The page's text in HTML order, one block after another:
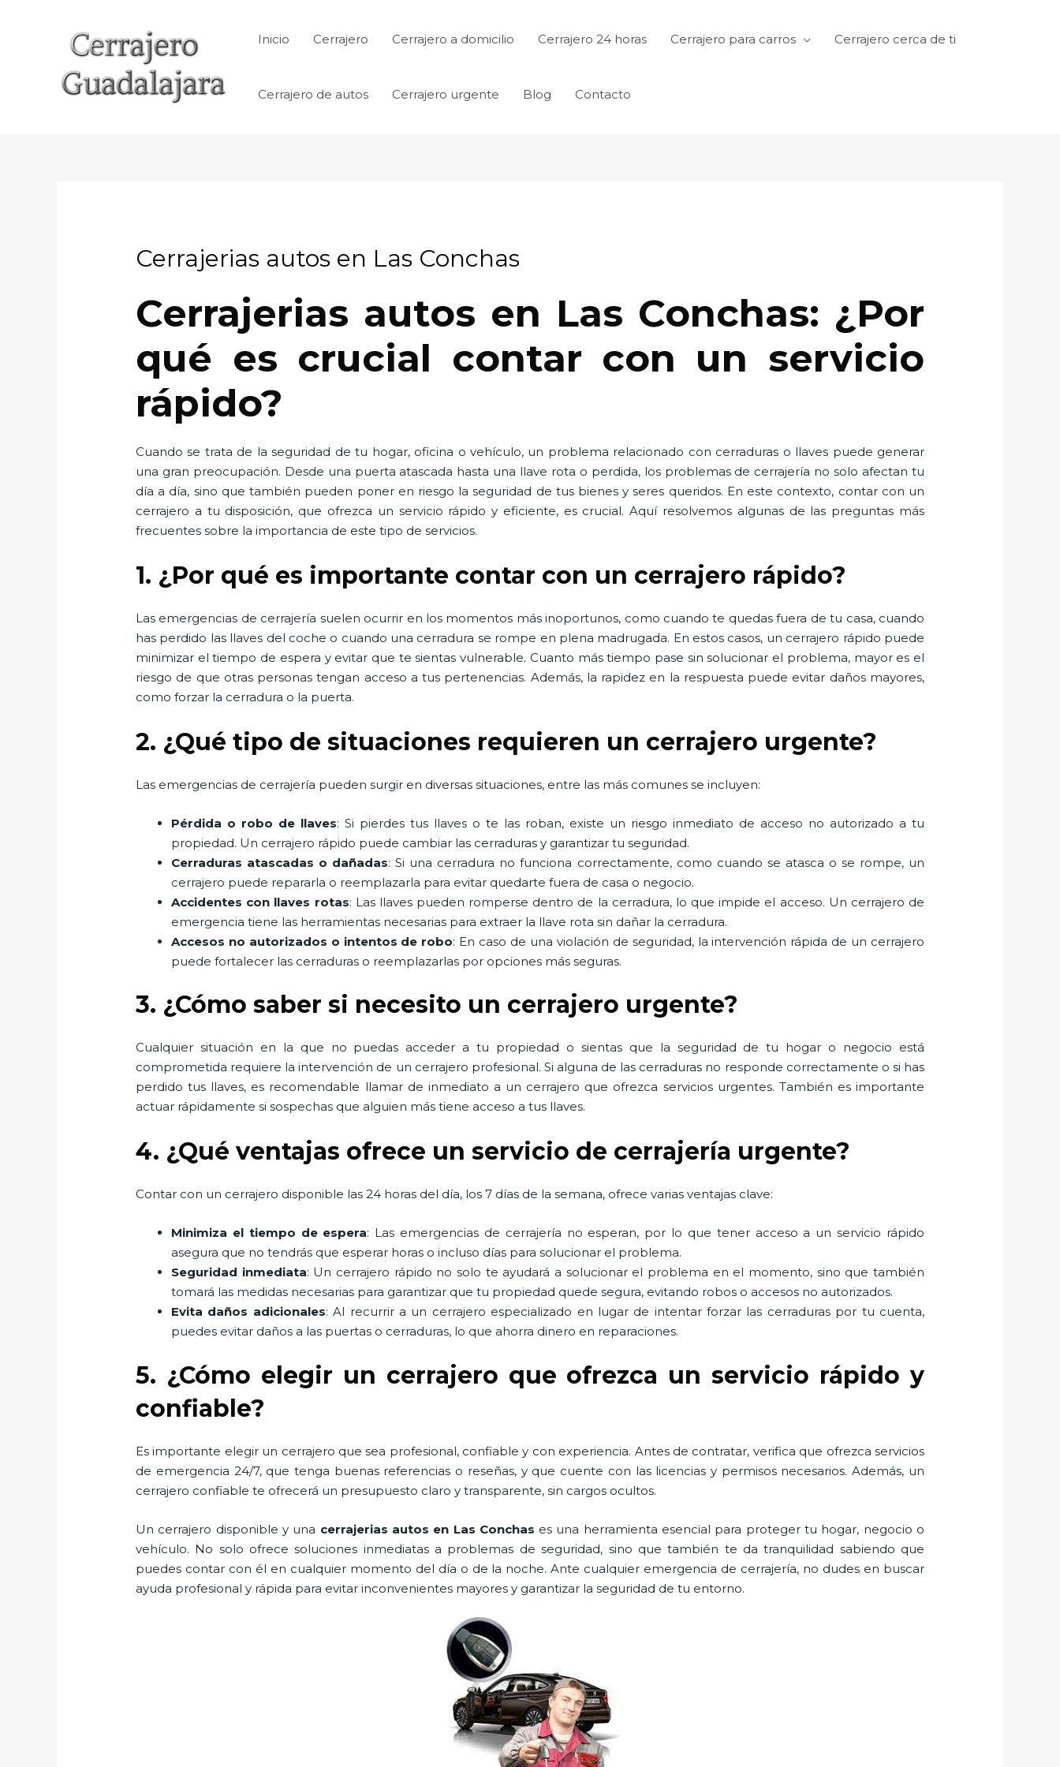
Inicio Cerrajero Cerrajero a domicilio Cerrajero 24 horas Cerrajero para carros Cerrajero cerca de ti
Cerrajero de autos Cerrajero urgente Blog Contacto
Cerrajerias autos en Las Conchas
Cerrajerias autos en Las Conchas: ¿Por
qué es crucial contar con un servicio
rápido?
Cuando se trata de la seguridad de tu hogar, oficina o vehículo, un problema relacionado con cerraduras o llaves puede generar
una gran preocupación. Desde una puerta atascada hasta una llave rota o perdida, los problemas de cerrajería no solo afectan tu
día a día, sino que también pueden poner en riesgo la seguridad de tus bienes y seres queridos. En este contexto, contar con un
cerrajero a tu disposición, que ofrezca un servicio rápido y eficiente, es crucial. Aquí resolvemos algunas de las preguntas más
frecuentes sobre la importancia de este tipo de servicios.
1. ¿Por qué es importante contar con un cerrajero rápido?
Las emergencias de cerrajería suelen ocurrir en los momentos más inoportunos, como cuando te quedas fuera de tu casa, cuando
has perdido las llaves del coche o cuando una cerradura se rompe en plena madrugada. En estos casos, un cerrajero rápido puede
minimizar el tiempo de espera y evitar que te sientas vulnerable. Cuanto más tiempo pase sin solucionar el problema, mayor es el
riesgo de que otras personas tengan acceso a tus pertenencias. Además, la rapidez en la respuesta puede evitar daños mayores,
como forzar la cerradura o la puerta.
2. ¿Qué tipo de situaciones requieren un cerrajero urgente?
Las emergencias de cerrajería pueden surgir en diversas situaciones, entre las más comunes se incluyen:
Pérdida o robo de llaves: Si pierdes tus llaves o te las roban, existe un riesgo inmediato de acceso no autorizado a tu
propiedad. Un cerrajero rápido puede cambiar las cerraduras y garantizar tu seguridad.
Cerraduras atascadas o dañadas: Si una cerradura no funciona correctamente, como cuando se atasca o se rompe, un
cerrajero puede repararla o reemplazarla para evitar quedarte fuera de casa o negocio.
Accidentes con llaves rotas: Las llaves pueden romperse dentro de la cerradura, lo que impide el acceso. Un cerrajero de
emergencia tiene las herramientas necesarias para extraer la llave rota sin dañar la cerradura.
Accesos no autorizados o intentos de robo: En caso de una violación de seguridad, la intervención rápida de un cerrajero
puede fortalecer las cerraduras o reemplazarlas por opciones más seguras.
3. ¿Cómo saber si necesito un cerrajero urgente?
Cualquier situación en la que no puedas acceder a tu propiedad o sientas que la seguridad de tu hogar o negocio está
comprometida requiere la intervención de un cerrajero profesional. Si alguna de las cerraduras no responde correctamente o si has
perdido tus llaves, es recomendable llamar de inmediato a un cerrajero que ofrezca servicios urgentes. También es importante
actuar rápidamente si sospechas que alguien más tiene acceso a tus llaves.
4. ¿Qué ventajas ofrece un servicio de cerrajería urgente?
Contar con un cerrajero disponible las 24 horas del día, los 7 días de la semana, ofrece varias ventajas clave:
Minimiza el tiempo de espera: Las emergencias de cerrajería no esperan, por lo que tener acceso a un servicio rápido
asegura que no tendrás que esperar horas o incluso días para solucionar el problema.
Seguridad inmediata: Un cerrajero rápido no solo te ayudará a solucionar el problema en el momento, sino que también
tomará las medidas necesarias para garantizar que tu propiedad quede segura, evitando robos o accesos no autorizados.
Evita daños adicionales: Al recurrir a un cerrajero especializado en lugar de intentar forzar las cerraduras por tu cuenta,
puedes evitar daños a las puertas o cerraduras, lo que ahorra dinero en reparaciones.
5. ¿Cómo elegir un cerrajero que ofrezca un servicio rápido y
confiable?
Es importante elegir un cerrajero que sea profesional, confiable y con experiencia. Antes de contratar, verifica que ofrezca servicios
de emergencia 24/7, que tenga buenas referencias o reseñas, y que cuente con las licencias y permisos necesarios. Además, un
cerrajero confiable te ofrecerá un presupuesto claro y transparente, sin cargos ocultos.
Un cerrajero disponible y una cerrajerias autos en Las Conchas es una herramienta esencial para proteger tu hogar, negocio o
vehículo. No solo ofrece soluciones inmediatas a problemas de seguridad, sino que también te da tranquilidad sabiendo que
puedes contar con él en cualquier momento del día o de la noche. Ante cualquier emergencia de cerrajería, no dudes en buscar
ayuda profesional y rápida para evitar inconvenientes mayores y garantizar la seguridad de tu entorno.